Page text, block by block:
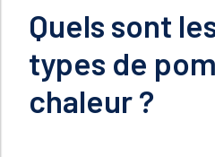
Quels sont
types de
chaleur ?